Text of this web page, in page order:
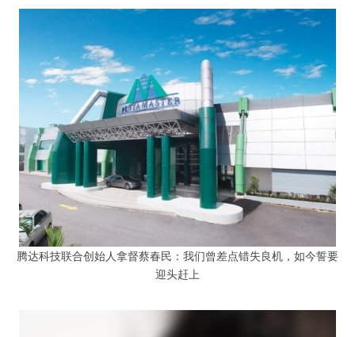
腾达科技联合创始人拿督蔡春民：我们曾差点错失良机，如今誓要
迎头赶上